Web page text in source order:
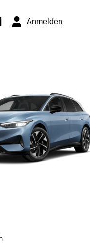
Anmelden